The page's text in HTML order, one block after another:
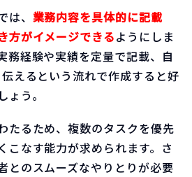
、 業務内容を具体的に記載
方がイメージできるようにしま
務経験や実績を定量で記載、自
えるという流れで作成すると好
う。
たるため、複数のタスクを優先
こなす能力が求められます。さ
とのスムーズなやりとりが必要